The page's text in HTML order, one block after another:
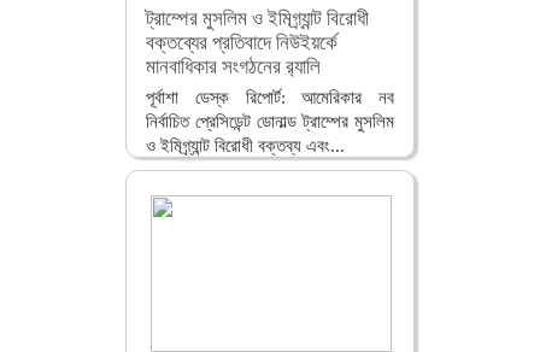
ট্রাম্পের মুসলিম ও ইমিগ্র্যান্ট বিরোধী
বক্তব্যের প্রতিবাদে নিউইয়র্কে
মানবাধিকার সংগঠনের র‌্যালি
পূর্বাশা ডেস্ক রিপোর্ট: আমেরিকার নব
নির্বাচিত প্রেসিডেন্ট ডোনাল্ড ট্রাম্পের মুসলিম
ও ইমিগ্র্যান্ট বিরোধী বক্তব্য এবং...
বিস্তারিত